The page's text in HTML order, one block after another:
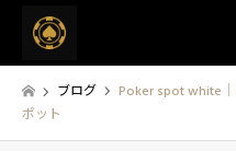
ブログ
Poker spot white｜
ポット